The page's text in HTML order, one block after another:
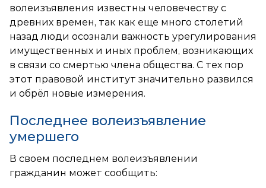
волеизъявления известны человечеству с
древних времен, так как еще много столетий
назад люди осознали важность урегулирования
имущественных и иных проблем, возникающих
в связи со смертью члена общества. С тех пор
этот правовой институт значительно развился
и обрёл новые измерения.
Последнее волеизъявление
умершего
В своем последнем волеизъявлении
гражданин может сообщить: